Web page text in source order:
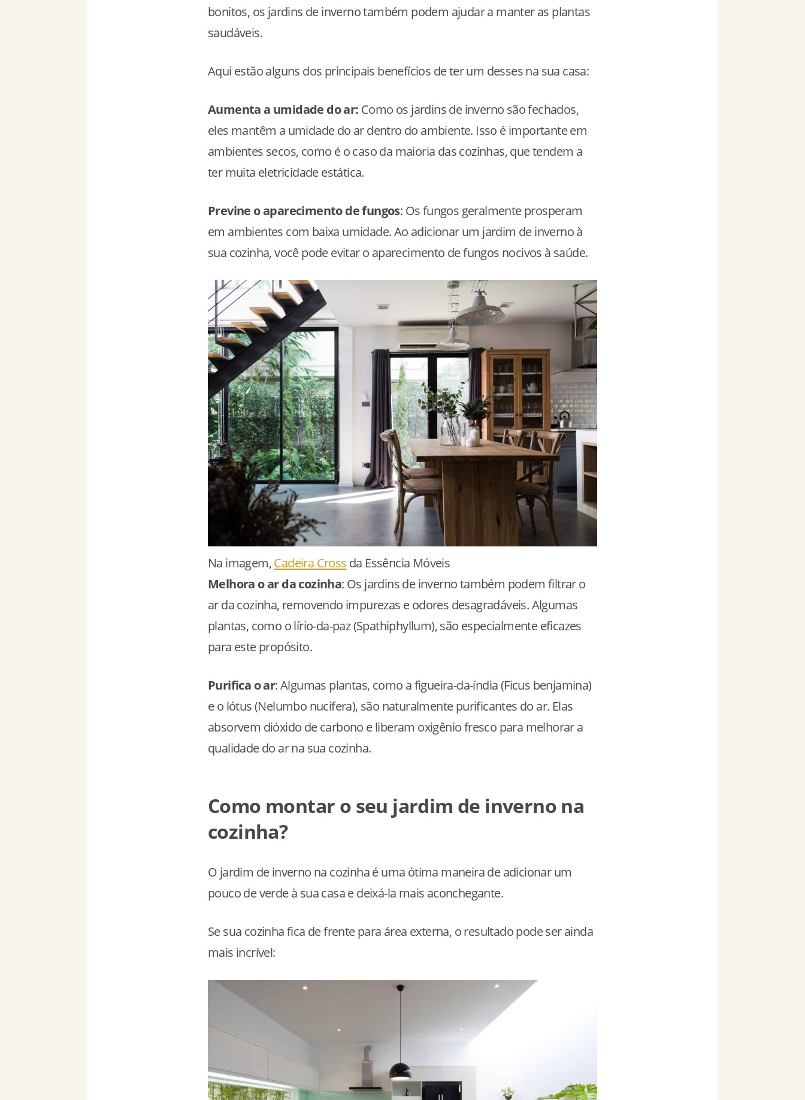
bonitos, os jardins de inverno também podem ajudar a manter as plantas
saudáveis.
Aqui estão alguns dos principais benefícios de ter um desses na sua casa:
Aumenta a umidade do ar: Como os jardins de inverno são fechados,
eles mantêm a umidade do ar dentro do ambiente. Isso é importante em
ambientes secos, como é o caso da maioria das cozinhas, que tendem a
ter muita eletricidade estática.
Previne o aparecimento de fungos: Os fungos geralmente prosperam
em ambientes com baixa umidade. Ao adicionar um jardim de inverno à
sua cozinha, você pode evitar o aparecimento de fungos nocivos à saúde.
Na imagem,Cadeira Cross da Essência Móveis
Melhora o ar da cozinha: Os jardins de inverno também podem filtrar o
ar da cozinha, removendo impurezas e odores desagradáveis. Algumas
plantas, como o lírio-da-paz (Spathiphyllum), são especialmente eficazes
para este propósito.
Purifica o ar: Algumas plantas, como a figueira-da-índia (Ficus benjamina)
e o lótus (Nelumbo nucifera), são naturalmente purificantes do ar. Elas
absorvem dióxido de carbono e liberam oxigênio fresco para melhorar a
qualidade do ar na sua cozinha.
Como montar o seu jardim de inverno na
cozinha?
O jardim de inverno na cozinha é uma ótima maneira de adicionar um
pouco de verde à sua casa e deixá-la mais aconchegante.
Se sua cozinha fica de frente para área externa, o resultado pode ser ainda
mais incrível: